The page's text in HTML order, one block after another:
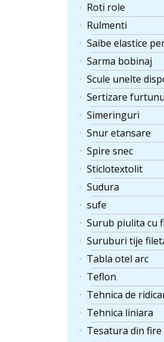
Roti role
Rulmenti
Saibe elastice
Sarma bobinaj
Scule unelte
Sertizare
Simeringuri
Snur etansare
Spire snec
Sticlotextolit
Sudura
sufe
Surub piulita cu
Suruburi tije
Tabla otel arc
Teflon
Tehnica de
Tehnica liniara
Tesatura din